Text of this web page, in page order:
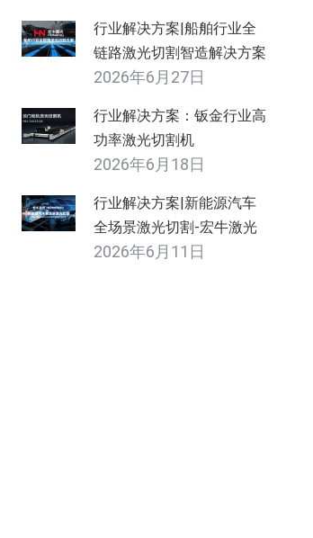
行业解决方案|船舶行业全
链路激光切割智造解决方案
2026年6月27日
行业解决方案：钣金行业高
功率激光切割机
2026年6月18日
行业解决方案|新能源汽车
全场景激光切割-宏牛激光
2026年6月11日